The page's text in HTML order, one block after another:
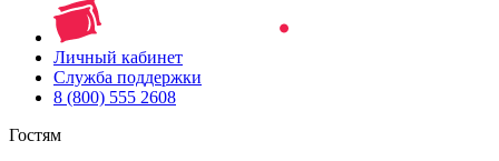
Личный кабинет
Служба поддержки
8 (800) 555 2608
Гостям